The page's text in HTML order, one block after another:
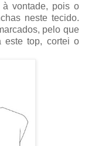
vontade, pois o
neste tecido.
pelo que
este top, cortei o